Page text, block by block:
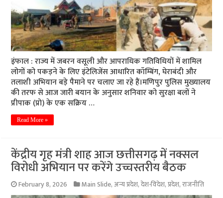
इंफाल : राज्य में जबरन वसूली और आपराधिक गतिविधियों में शामिल
लोगों को पकड़ने के लिए इंटेलिजेंस आधारित कॉम्बिंग, घेराबंदी और
तलाशी अभियान बड़े पैमाने पर चलाए जा रहे हैं।मणिपुर पुलिस मुख्यालय
की तरफ से आज जारी बयान के अनुसार शनिवार को सुरक्षा बलों ने
प्रीपाक (प्रो) के एक सक्रिय …
Read More »
केंद्रीय गृह मंत्री शाह आज छत्तीसगढ़ में नक्सल
विरोधी अभियान पर करेंगे उच्चस्तरीय बैठक
February 8, 2026 Main Slide,अन्य प्रदेश,देश-विदेश,प्रदेश,राजनीति